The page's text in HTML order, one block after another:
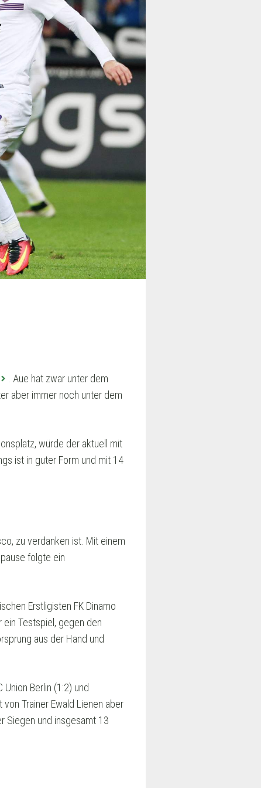
. Aue hat zwar unter dem
aber immer noch unter dem
würde der aktuell mit
ist in guter Form und mit 14
zu verdanken ist. Mit einem
folgte ein
Erstligisten FK Dinamo
Testspiel, gegen den
aus der Hand und
Berlin (1:2) und
Trainer Ewald Lienen aber
Siegen und insgesamt 13